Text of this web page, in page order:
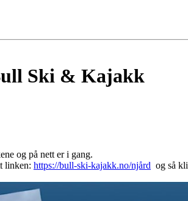
Ski & Kajakk
og på nett er i gang.
linken: https://bull-ski-kajakk.no/njård og så